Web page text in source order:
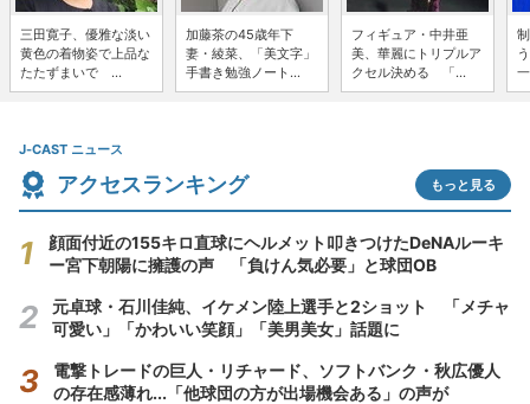
三田寛子、優雅な淡い
黄色の着物姿で上品な
たたずまいで ...
加藤茶の45歳年下
妻・綾菜、「美文字」
手書き勉強ノート...
フィギュア・中井亜
美、華麗にトリプルア
クセル決める 「...
J-CAST ニュース
アクセスランキング もっと見る
顔面付近の155キロ直球にヘルメット叩きつけたDeNAルーキ
ー宮下朝陽に擁護の声 「負けん気必要」と球団OB
元卓球・石川佳純、イケメン陸上選手と2ショット 「メチャ
可愛い」「かわいい笑顔」「美男美女」話題に
電撃トレードの巨人・リチャード、ソフトバンク・秋広優人
の存在感薄れ...「他球団の方が出場機会ある」の声が